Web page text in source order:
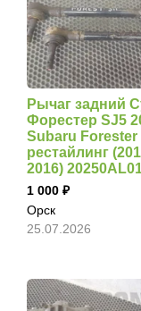
Рычаг задний
Форестер SJ5
Subaru Forester
рестайлинг
2016)
1 000
Орск
25.07.2026